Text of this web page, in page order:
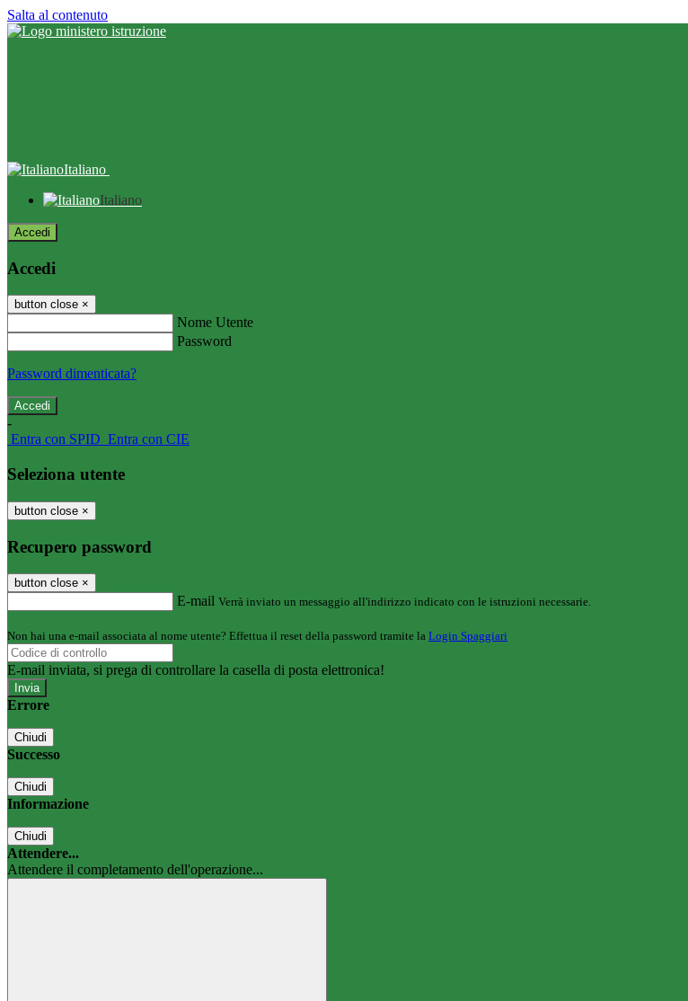
Salta al contenuto
Italiano
Italiano
Accedi
Accedi
button close ×
Nome Utente
Password
Password dimenticata?
-
Entra con SPID Entra con CIE
Seleziona utente
button close ×
Recupero password
button close ×
E-mail Verrà inviato un messaggio all'indirizzo indicato con le istruzioni necessarie.
Non hai una e-mail associata al nome utente? Effettua il reset della password tramite la Login Spaggiari
E-mail inviata, si prega di controllare la casella di posta elettronica!
Errore
Chiudi
Successo
Chiudi
Informazione
Chiudi
Attendere...
Attendere il completamento dell'operazione...